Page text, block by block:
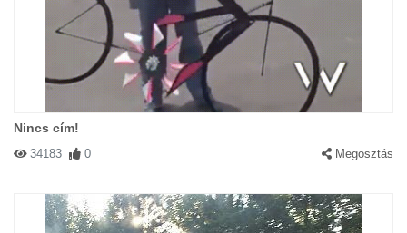
Nincs cím!
34183 0 Megosztás